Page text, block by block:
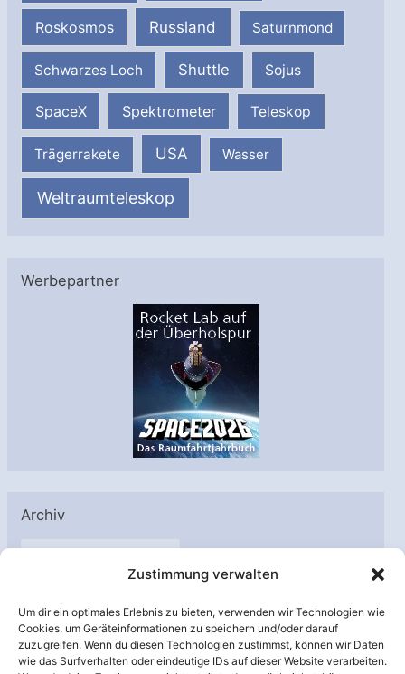
Zustimmung verwalten
Um dir ein optimales Erlebnis zu bieten, verwenden wir Technologien wie
Cookies, um Geräteinformationen zu speichern und/oder darauf
zuzugreifen. Wenn du diesen Technologien zustimmst, können wir Daten
wie das Surfverhalten oder eindeutige IDs auf dieser Website verarbeiten.
Roskosmos Russland Saturnmond
Schwarzes Loch Shuttle Sojus
SpaceX Spektrometer Teleskop
Trägerrakete USA Wasser
Weltraumteleskop
Werbepartner
Archiv
A
h
i
Unterstützt von: